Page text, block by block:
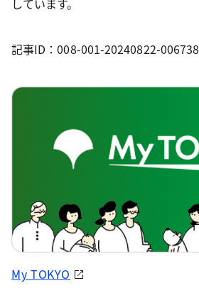
しています。
記事ID：008-001-20240822-006738
My TOKYO